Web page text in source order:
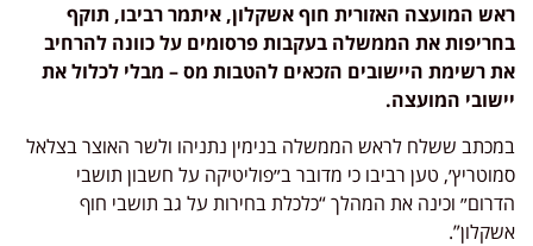
ראש המועצה האזורית חוף אשקלון, איתמר רביבו, תוקף
בחריפות את הממשלה בעקבות פרסומים על כוונה להרחיב
את רשימת היישובים הזכאים להטבות מס – מבלי לכלול את
יישובי המועצה.
במכתב ששלח לראש הממשלה בנימין נתניהו ולשר האוצר בצלאל
סמוטריץ׳, טען רביבו כי מדובר ב״פוליטיקה על חשבון תושבי
הדרום״ וכינה את המהלך “כלכלת בחירות על גב תושבי חוף
אשקלון”.